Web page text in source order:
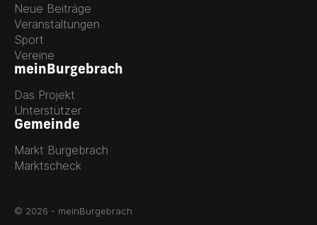
Neue Beiträge
Veranstaltungen
Sport
Vereine
meinBurgebrach
Das Projekt
Unterstützer
Gemeinde
Markt Burgebrach
Marktscheck
© 2026 - meinBurgebrach